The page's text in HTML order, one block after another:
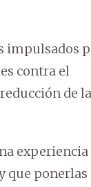
impulsados
contra el
de
experiencia
que ponerlas